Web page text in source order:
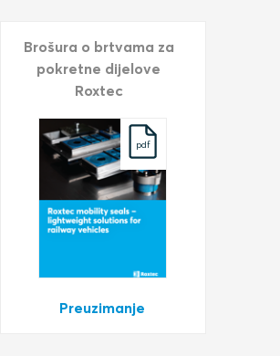
Brošura o brtvama za
pokretne dijelove
Roxtec
pdf
Preuzimanje